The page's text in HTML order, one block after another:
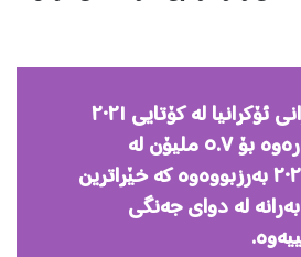
ژمارەی پەنابەرانی ئۆکرانیا لە کۆتایی ٢٠٢١
لە ٢٧٣٠٠ پەنابەرەوە بۆ ٥.٧ ملیۆن لە
کۆتایی ساڵی ٢٠٢٢ بەرزبووەوە کە خێراترین
لە دوای جەنگی